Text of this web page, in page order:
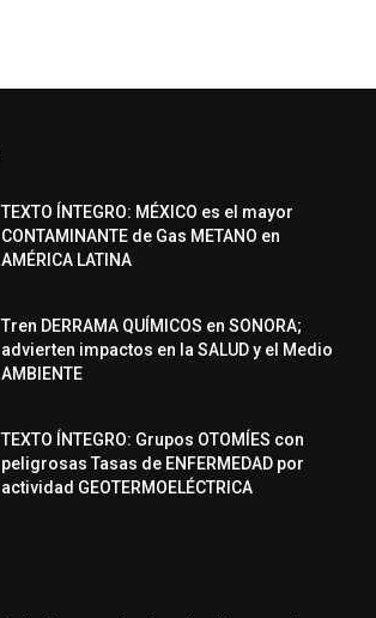
TEXTO ÍNTEGRO: MÉXICO es el mayor
CONTAMINANTE de Gas METANO en
AMÉRICA LATINA
Tren DERRAMA QUÍMICOS en SONORA;
advierten impactos en la SALUD y el Medio
AMBIENTE
TEXTO ÍNTEGRO: Grupos OTOMÍES con
peligrosas Tasas de ENFERMEDAD por
actividad GEOTERMOELÉCTRICA